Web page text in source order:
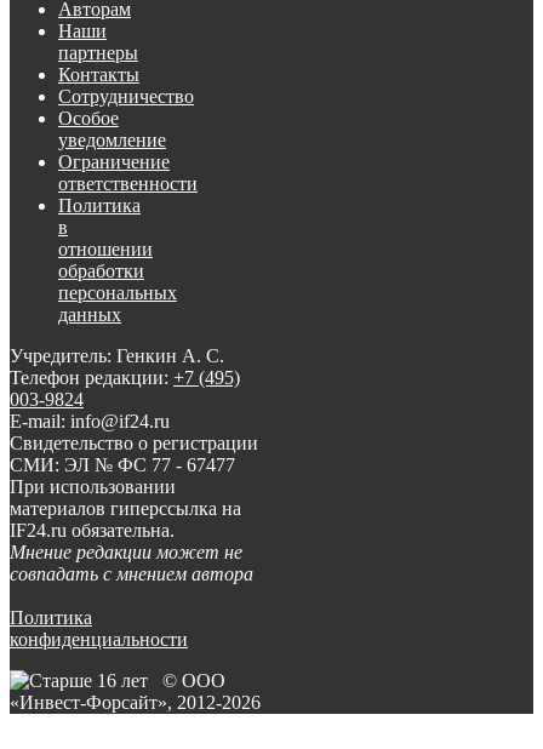
Авторам
Наши
партнеры
Контакты
Сотрудничество
Особое
уведомление
Ограничение
ответственности
Политика
в
отношении
обработки
персональных
данных
Учредитель: Генкин А. С.
Телефон редакции: +7 (495)
003-9824
E-mail: info@if24.ru
Свидетельство о регистрации
СМИ: ЭЛ № ФС 77 - 67477
При использовании
материалов гиперссылка на
IF24.ru обязательна.
Мнение редакции может не
совпадать с мнением автора
Политика
конфиденциальности
© ООО
«Инвест-Форсайт», 2012-2026